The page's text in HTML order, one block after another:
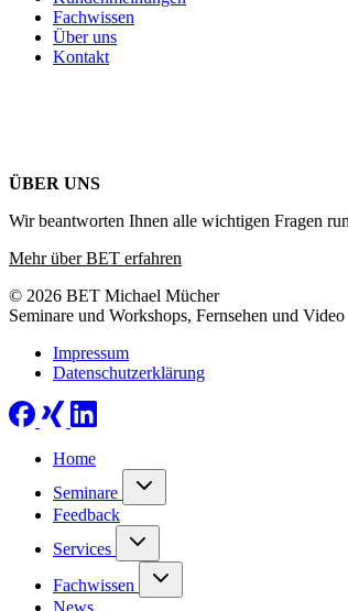
Fachwissen
Über uns
Kontakt
ÜBER UNS
Wir beantworten Ihnen alle wichtigen Fragen
Mehr über BET erfahren
© 2026 BET Michael Mücher
Seminare und Workshops, Fernsehen und Video
Impressum
Datenschutzerklärung
Home
Seminare
Feedback
Services
Fachwissen